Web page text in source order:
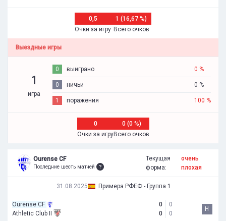
0,5
Очки за игру
1 (16,67 %)
Всего очков
Выездные игры
1
игра
0 выиграно 0 %
0 ничьи 0 %
1 поражения 100 %
0
Очки за игру
0 (0 %)
Всего очков
Ourense CF
Последние шесть матчей
Текущая
форма:
очень
плохая
31.08.2025 Примера РФЕФ - Группа 1
Ourense CF
Athletic Club II
0
0
0
0
Н